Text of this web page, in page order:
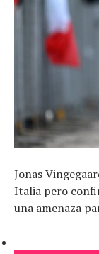
Jonas
Italia pero
una amenaza